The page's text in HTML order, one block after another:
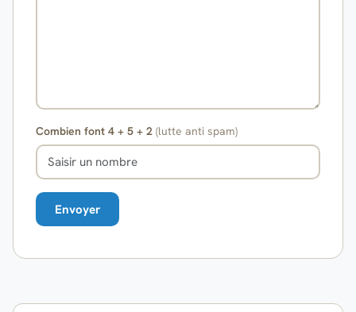
Combien font 4 + 5 + 2 (lutte anti spam)